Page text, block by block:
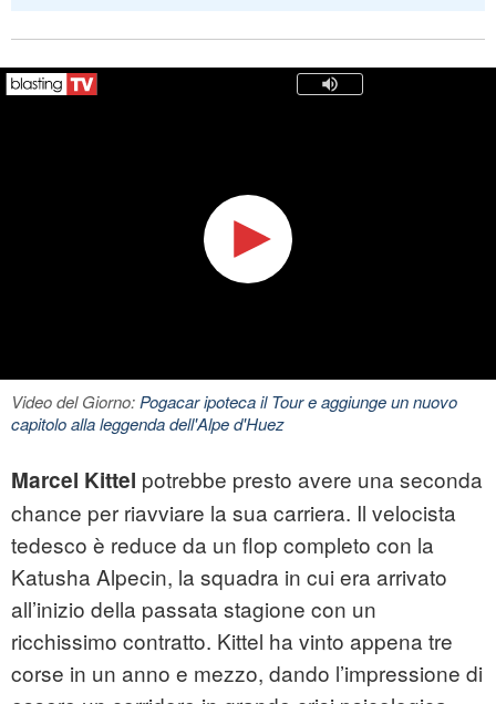
Video del Giorno:Pogacar ipoteca il Tour e aggiunge un nuovo
capitolo alla leggenda dell'Alpe d'Huez
Marcel Kittel potrebbe presto avere una seconda
chance per riavviare la sua carriera. Il velocista
tedesco è reduce da un flop completo con la
Katusha Alpecin, la squadra in cui era arrivato
all’inizio della passata stagione con un
ricchissimo contratto. Kittel ha vinto appena tre
corse in un anno e mezzo, dando l’impressione di